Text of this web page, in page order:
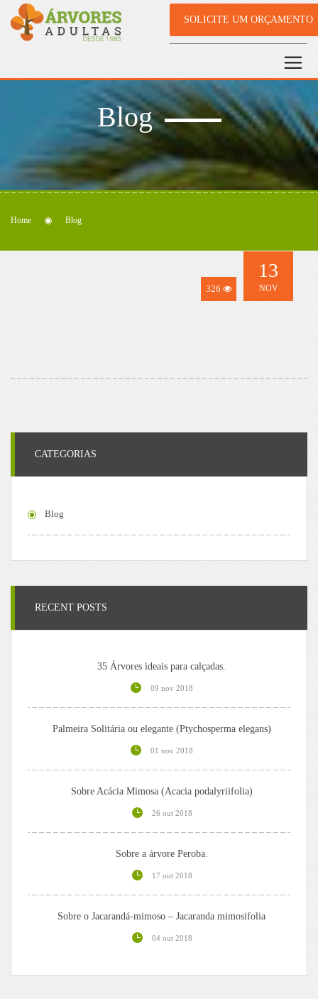
SOLICITE UM ORÇAMENTO
Blog
Home Blog
326
13
NOV
CATEGORIAS
Blog
RECENT POSTS
35 Árvores ideais para calçadas.
09 nov 2018
Palmeira Solitária ou elegante (Ptychosperma elegans)
01 nov 2018
Sobre Acácia Mimosa (Acacia podalyriifolia)
26 out 2018
Sobre a árvore Peroba.
17 out 2018
Sobre o Jacarandá-mimoso – Jacaranda mimosifolia
04 out 2018